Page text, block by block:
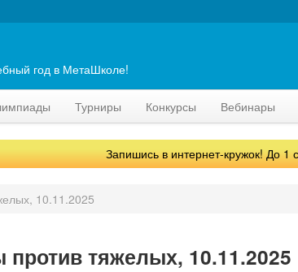
год в МетаШколе!
Турниры Конкурсы Вебинары
Запишись в интернет-кружок! До 1
10.11.2025
против тяжелых, 10.11.2025